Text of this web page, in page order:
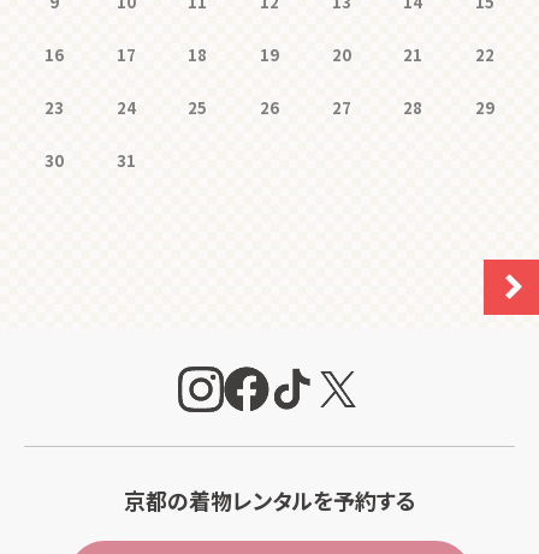
16 17 18 19 20 21 22
23 24 25 26 27 28 29
30 31
京都の着物レンタルを予約する